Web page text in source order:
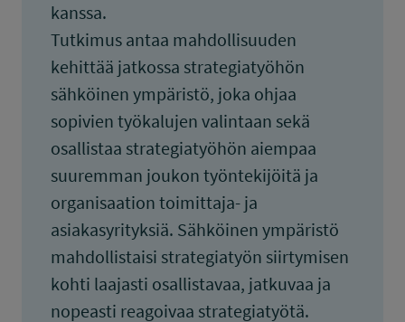
kanssa.
Tutkimus antaa mahdollisuuden
kehittää jatkossa strategiatyöhön
sähköinen ympäristö, joka ohjaa
sopivien työkalujen valintaan sekä
osallistaa strategiatyöhön aiempaa
suuremman joukon työntekijöitä ja
organisaation toimittaja- ja
asiakasyrityksiä. Sähköinen ympäristö
mahdollistaisi strategiatyön siirtymisen
kohti laajasti osallistavaa, jatkuvaa ja
nopeasti reagoivaa strategiatyötä.